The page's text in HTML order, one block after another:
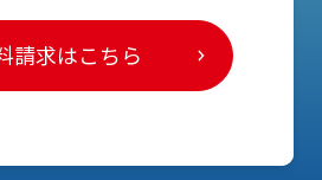
請求はこちら